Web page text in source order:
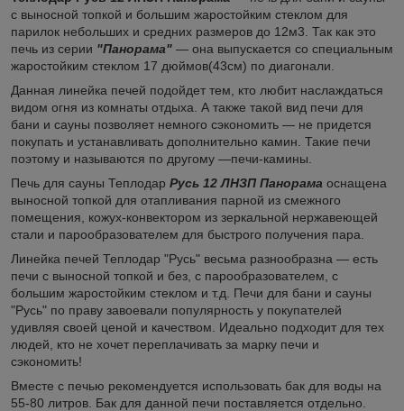
с выносной топкой и большим жаростойким стеклом для
парилок небольших и средних размеров до 12м3. Так как это
печь из серии "Панорама" ― она выпускается со специальным
жаростойким стеклом 17 дюймов(43см) по диагонали.
Данная линейка печей подойдет тем, кто любит наслаждаться
видом огня из комнаты отдыха. А также такой вид печи для
бани и сауны позволяет немного сэкономить ― не придется
покупать и устанавливать дополнительно камин. Такие печи
поэтому и называются по другому ―печи-камины.
Печь для сауны Теплодар Русь 12 ЛНЗП Панорама оснащена
выносной топкой для отапливания парной из смежного
помещения, кожух-конвектором из зеркальной нержавеющей
стали и парообразователем для быстрого получения пара.
Линейка печей Теплодар "Русь" весьма разнообразна ― есть
печи с выносной топкой и без, с парообразователем, с
большим жаростойким стеклом и т.д. Печи для бани и сауны
"Русь" по праву завоевали популярность у покупателей
удивляя своей ценой и качеством. Идеально подходит для тех
людей, кто не хочет переплачивать за марку печи и
сэкономить!
Вместе с печью рекомендуется использовать бак для воды на
55-80 литров. Бак для данной печи поставляется отдельно.